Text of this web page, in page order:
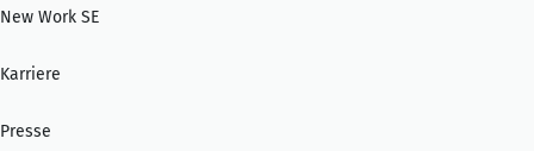
New Work SE
Karriere
Presse